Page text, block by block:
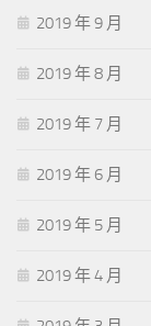
2019 年 9 月
2019 年 8 月
2019 年 7 月
2019 年 6 月
2019 年 5 月
2019 年 4 月